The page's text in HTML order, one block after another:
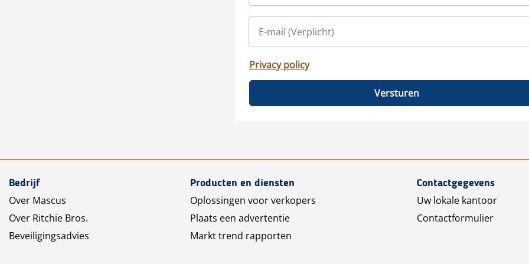
Privacy policy
Versturen
Bedrijf
Over Mascus
Over Ritchie Bros.
Beveiligingsadvies
Producten en diensten
Oplossingen voor verkopers
Plaats een advertentie
Markt trend rapporten
Contactgegevens
Uw lokale kantoor
Contactformulier